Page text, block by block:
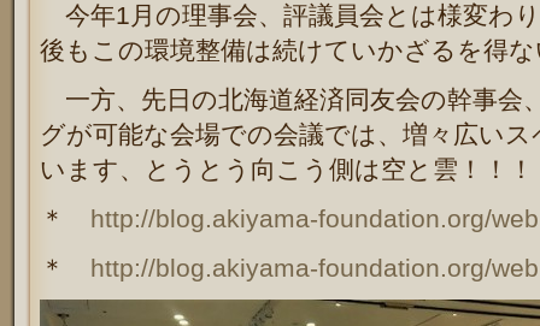
今年1月の理事会、評議員会とは様変わ
後もこの環境整備は続けていかざるを得
一方、先日の北海道経済同友会の幹事会
グが可能な会場での会議では、増々広い
います、とうとう向こう側は空と雲！！！
＊ http://blog.akiyama-foundation.org/
＊ http://blog.akiyama-foundation.org/